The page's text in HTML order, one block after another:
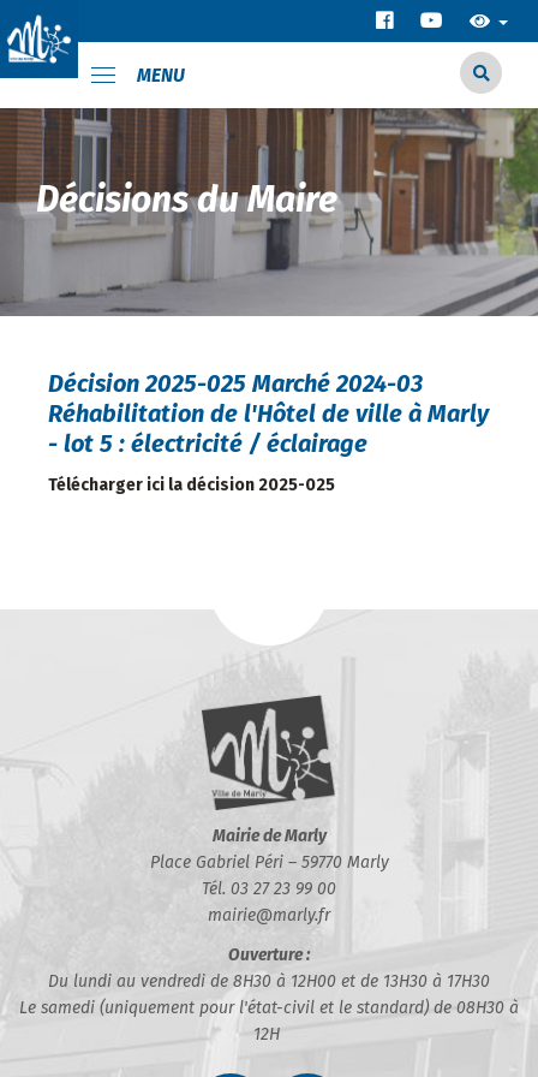
MENU
Décisions du Maire
Décision 2025-025 Marché 2024-03
Réhabilitation de l'Hôtel de ville à Marly
- lot 5 : électricité / éclairage
Télécharger ici la décision 2025-025
Mairie de Marly
Place Gabriel Péri – 59770 Marly
Tél. 03 27 23 99 00
mairie@marly.fr
Ouverture :
Du lundi au vendredi de 8H30 à 12H00 et de 13H30 à 17H30
Le samedi (uniquement pour l'état-civil et le standard) de 08H30 à
12H